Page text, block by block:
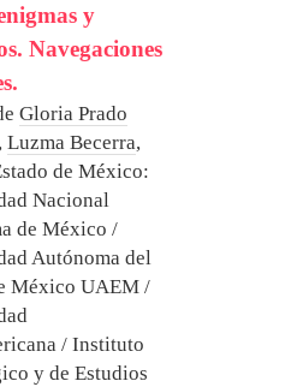
y
Navegaciones
Gloria Prado
, Luzma Becerra,
de México:
Nacional
de México /
Autónoma del
México UAEM /
/ Instituto
y de Estudios